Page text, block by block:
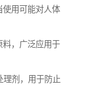
使用可能对人体
料，广泛应用于
理剂，用于防止